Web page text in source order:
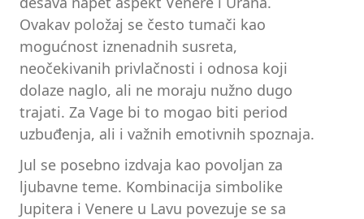
Ovakav položaj se često tumači kao
mogućnost iznenadnih susreta,
neočekivanih privlačnosti i odnosa koji
dolaze naglo, ali ne moraju nužno dugo
trajati. Za Vage bi to mogao biti period
uzbuđenja, ali i važnih emotivnih spoznaja.
Jul se posebno izdvaja kao povoljan za
ljubavne teme. Kombinacija simbolike
Jupitera i Venere u Lavu povezuje se sa